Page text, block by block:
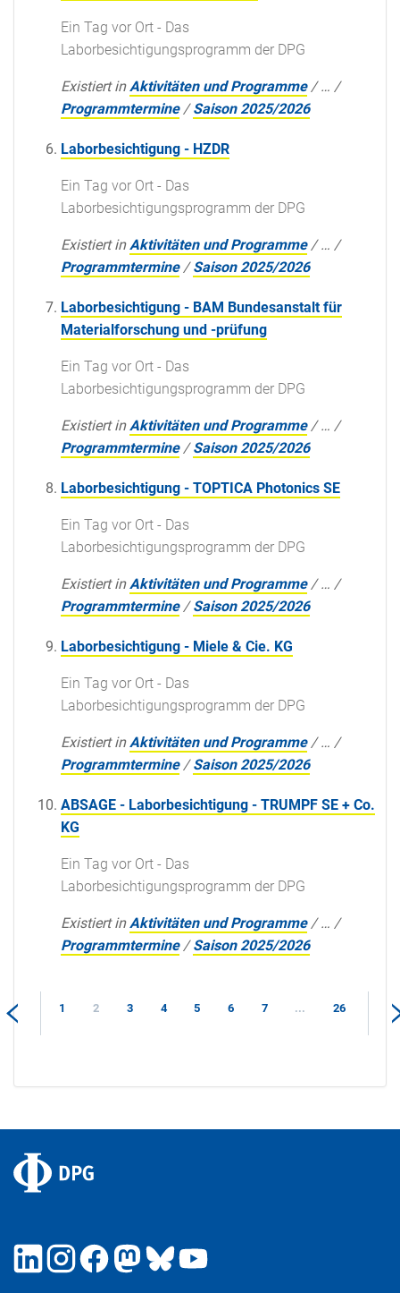
Ein Tag vor Ort - Das
Laborbesichtigungsprogramm der DPG
Existiert in Aktivitäten und Programme /… /
Programmtermine /Saison 2025/2026
Laborbesichtigung - HZDR
Ein Tag vor Ort - Das
Laborbesichtigungsprogramm der DPG
Existiert in Aktivitäten und Programme /… /
Programmtermine /Saison 2025/2026
Laborbesichtigung - BAM Bundesanstalt für
Materialforschung und -prüfung
Ein Tag vor Ort - Das
Laborbesichtigungsprogramm der DPG
Existiert in Aktivitäten und Programme /… /
Programmtermine /Saison 2025/2026
Laborbesichtigung - TOPTICA Photonics SE
Ein Tag vor Ort - Das
Laborbesichtigungsprogramm der DPG
Existiert in Aktivitäten und Programme /… /
Programmtermine /Saison 2025/2026
Laborbesichtigung - Miele & Cie. KG
Ein Tag vor Ort - Das
Laborbesichtigungsprogramm der DPG
Existiert in Aktivitäten und Programme /… /
Programmtermine /Saison 2025/2026
ABSAGE - Laborbesichtigung - TRUMPF SE + Co.
KG
Ein Tag vor Ort - Das
Laborbesichtigungsprogramm der DPG
Existiert in Aktivitäten und Programme /… /
Programmtermine /Saison 2025/2026
1 2 3 4 5 6 7 ... 26